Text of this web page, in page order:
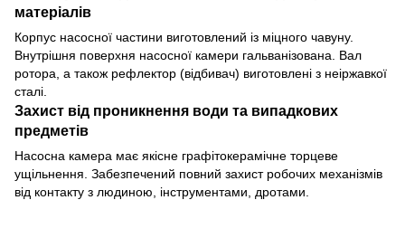
матеріалів
Корпус насосної частини виготовлений із міцного чавуну.
Внутрішня поверхня насосної камери гальванізована. Вал
ротора, а також рефлектор (відбивач) виготовлені з неіржавкої
сталі.
Захист від проникнення води та випадкових
предметів
Насосна камера має якісне графітокерамічне торцеве
ущільнення. Забезпечений повний захист робочих механізмів
від контакту з людиною, інструментами, дротами.